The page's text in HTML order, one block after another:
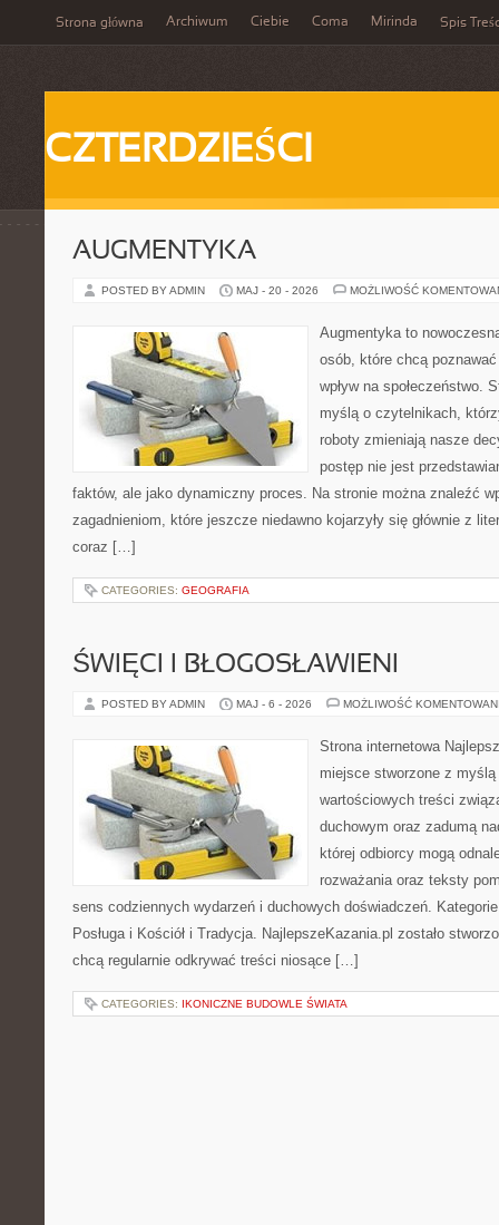
Strona główna Archiwum Ciebie Coma Mirinda Spis
CZTERDZIEŚCI
AUGMENTYKA
POSTED BY ADMIN MAJ - 20 - 2026 MOŻLIWOŚĆ
Augmentyka to
osób, które chcą
wpływ na społeczeństwo.
myślą o czytelnikach,
roboty zmieniają nasze
postęp nie jest
faktów, ale jako dynamiczny proces. Na stronie można znaleźć
zagadnieniom, które jeszcze niedawno kojarzyły się głównie z
coraz […]
CATEGORIES: GEOGRAFIA
ŚWIĘCI I BŁOGOSŁAWIENI
POSTED BY ADMIN MAJ - 6 - 2026 MOŻLIWOŚĆ
Strona internetowa
miejsce stworzone z
wartościowych treści
duchowym oraz zadumą
której odbiorcy mogą
rozważania oraz teksty
sens codziennych wydarzeń i duchowych doświadczeń.
Posługa i Kościół i Tradycja. NajlepszeKazania.pl zostało
chcą regularnie odkrywać treści niosące […]
CATEGORIES: IKONICZNE BUDOWLE ŚWIATA